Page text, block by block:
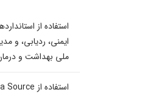
ایمنی، ردیابی، و
ملی بهداشت و